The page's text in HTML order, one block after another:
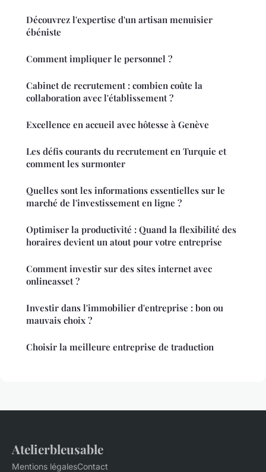
Découvrez l'expertise d'un artisan menuisier
ébéniste
Comment impliquer le personnel ?
Cabinet de recrutement : combien coûte la
collaboration avec l'établissement ?
Excellence en accueil avec hôtesse à Genève
Les défis courants du recrutement en Turquie et
comment les surmonter
Quelles sont les informations essentielles sur le
marché de l'investissement en ligne ?
Optimiser la productivité : Quand la flexibilité des
horaires devient un atout pour votre entreprise
Comment investir sur des sites internet avec
onlineasset ?
Investir dans l'immobilier d'entreprise : bon ou
mauvais choix ?
Choisir la meilleure entreprise de traduction
Atelierbleusable
Mentions légalesContact